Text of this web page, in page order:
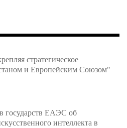
стратегическое
и Европейским Союзом"
государств ЕАЭС об
интеллекта в